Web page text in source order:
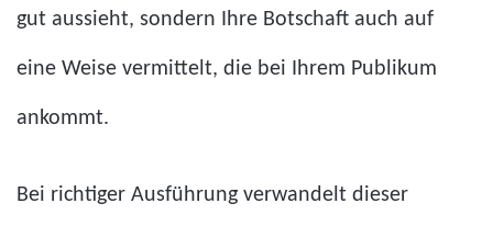
gut aussieht, sondern Ihre Botschaft auch auf
eine Weise vermittelt, die bei Ihrem Publikum
ankommt.
Bei richtiger Ausführung verwandelt dieser